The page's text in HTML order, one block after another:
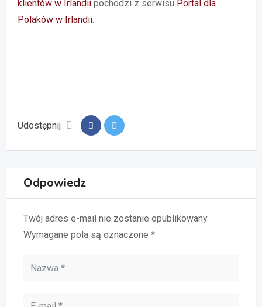
klientów w Irlandii pochodzi z serwisu Portal dla
Polaków w Irlandii
Udostępnij
Odpowiedz
Twój adres e-mail nie zostanie opublikowany.
Wymagane pola są oznaczone *